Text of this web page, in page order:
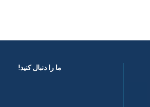
ما را دنبال کنید! ​